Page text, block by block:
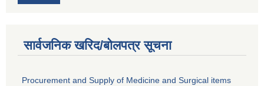
सार्वजनिक खरिद/बोलपत्र सूचना
Procurement and Supply of Medicine and Surgical items